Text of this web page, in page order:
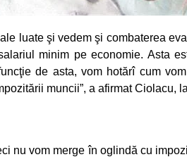
luate şi vedem şi combaterea
minim pe economie. Asta
de asta, vom hotărî cum
muncii”, a afirmat Ciolacu,
nu vom merge în oglindă cu